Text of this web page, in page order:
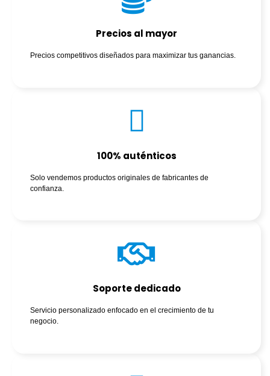
Precios al mayor
Precios competitivos diseñados para maximizar tus ganancias.
100% auténticos
Solo vendemos productos originales de fabricantes de
confianza.
Soporte dedicado
Servicio personalizado enfocado en el crecimiento de tu
negocio.